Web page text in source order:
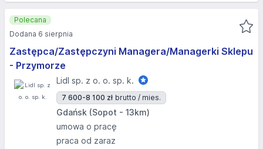
Zastępca/Zastępczyni Managera/Managerki Sklepu
- Przymorze
Lidl sp. z o. o. sp. k.
7 600-8 100 zł brutto / mies.
Gdańsk (Sopot - 13km)
umowa o pracę
praca od zaraz
Polecana
Dodana 6 sierpnia